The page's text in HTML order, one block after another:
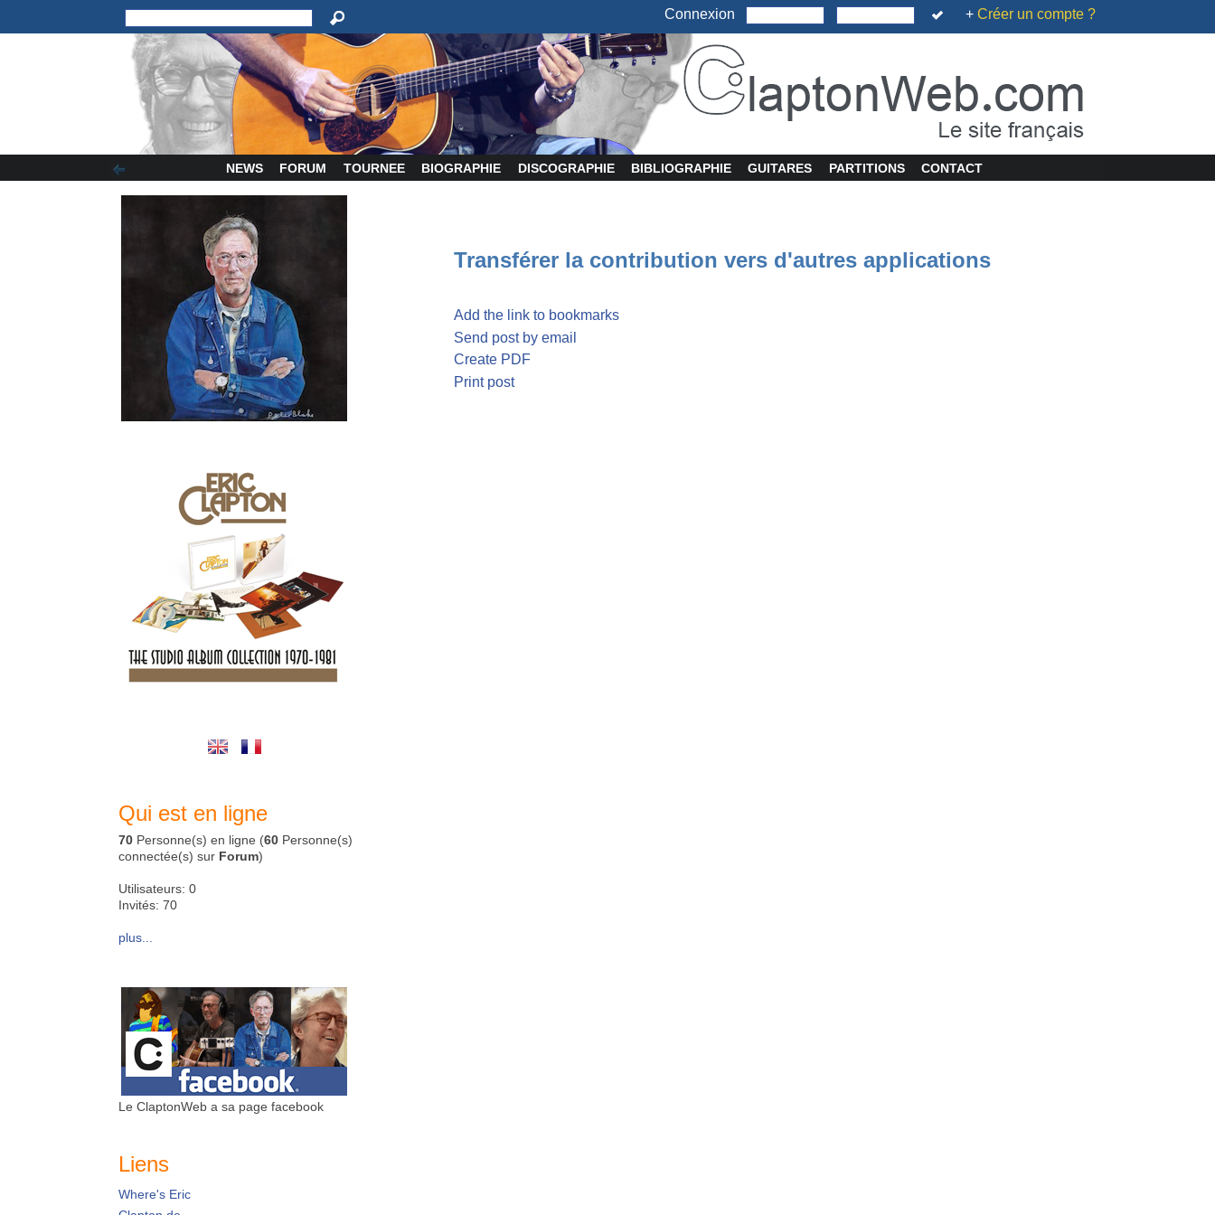
Connexion + Créer un compte ?
NEWS FORUM TOURNEE BIOGRAPHIE DISCOGRAPHIE BIBLIOGRAPHIE GUITARES PARTITIONS CONTACT
Qui est en ligne
70 Personne(s) en ligne (60 Personne(s)
connectée(s) sur Forum)
Utilisateurs: 0
Invités: 70
plus...
Le ClaptonWeb a sa page facebook
Liens
Where's Eric
Transférer la contribution vers d'autres applications
Add the link to bookmarks
Send post by email
Create PDF
Print post